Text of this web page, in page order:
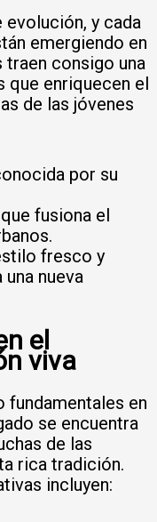
evolución, y cada
emergiendo en
traen consigo una
enriquecen el
de las jóvenes
por su
fusiona el
fresco y
nueva
el
viva
fundamentales en
se encuentra
de las
rica tradición.
incluyen: